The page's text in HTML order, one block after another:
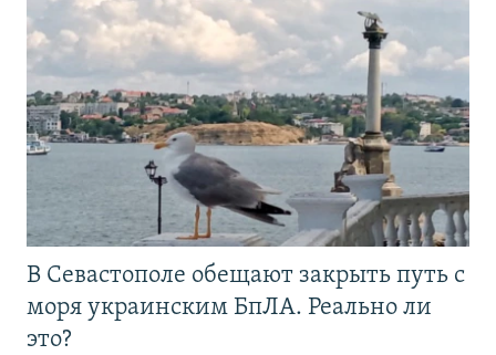
В Севастополе обещают закрыть путь с
моря украинским БпЛА. Реально ли
это?